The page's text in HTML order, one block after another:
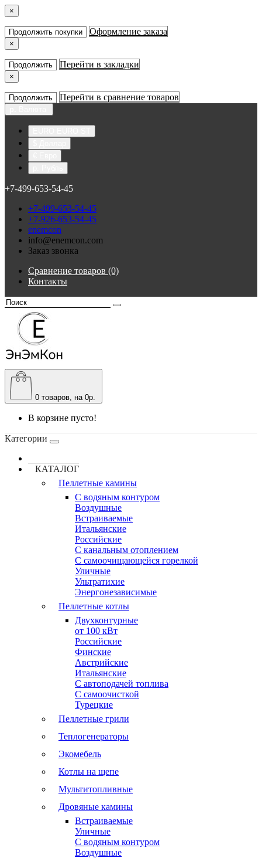
×
Продолжить покупки Оформление заказа
×
Продолжить Перейти в закладки
×
Продолжить Перейти в сравнение товаров
+7-499-653-54-45
+7-499-653-54-45
+7-926-653-54-45
enemcon
info@enemcon.com
Заказ звонка
Сравнение товаров (0)
Контакты
0 товаров, на 0р.
В корзине пусто!
Категории
КАТАЛОГ
Пеллетные камины
C водяным контуром
Воздушные
Встраиваемые
Итальянские
Российские
С канальным отоплением
С самоочищающейся горелкой
Уличные
Ультратихие
Энергонезависимые
Пеллетные котлы
Двухконтурные
от 100 кВт
Российские
Финские
Австрийские
Итальянские
С автоподачей топлива
С самоочисткой
Турецкие
Пеллетные грили
Теплогенераторы
Экомебель
Котлы на щепе
Мультитопливные
Дровяные камины
Встраиваемые
Уличные
С водяным контуром
Воздушные